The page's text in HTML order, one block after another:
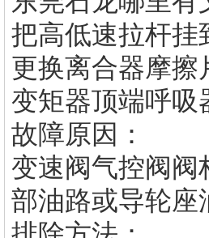
把高低速拉杆挂
更换离合器摩擦
变矩器顶端呼吸
故障原因：
变速阀气控阀阀
部油路或导轮座